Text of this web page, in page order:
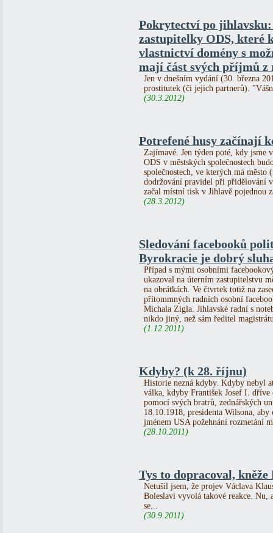
Pokrytectví po
zastupitelky ODS, které
vlastnictví domény s
mají část svých příjmů
Jen v dnešním vydání (30. března
prostitutek (či jejich partnerů).
(30.3.2012)
Potrefené husy začínají
Zajímavé. Jen týden poté, kdy jsme
ODS v městských společnostech
společnostech, ve kterých má
dodržování pravidel při přidělování
začal místní tisk v Jihlavě pojednou
(28.3.2012)
Sledování facebooků
Byrokracie je dobrý
Případ s mými osobními
ukazoval na úterním zastupitelstvu
na obrátkách. Ve čtvrtek totiž na
přítommných radních osobní
Michala Zigla. Jihlavské radní s
nikdo jiný, než sám ředitel
(1.12.2011)
Kdyby? (k 28. říjnu)
Historie nezná kdyby. Kdyby nebyl
válka, kdyby František Josef I. dříve
pomocí svých bratrů, zednářských
18.10.1918, presidenta Wilsona,
jménem USA požehnání rozmetání
(28.10.2011)
Tys to dopracoval,
Netušil jsem, že projev Václava
Boleslavi vyvolá takové reakce. Nu,
se...
(30.9.2011)